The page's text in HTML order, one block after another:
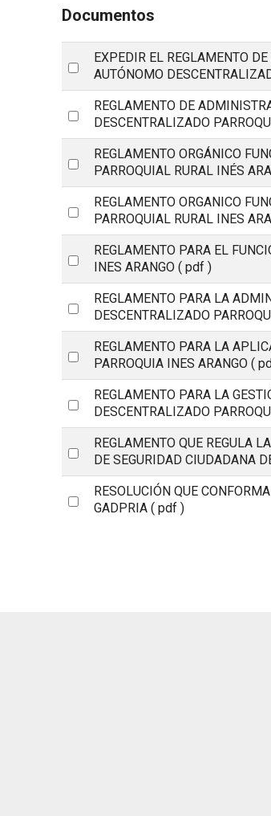
Documentos
Select
an
item
EXPEDIR EL REGLAMENTO
AUTÓNOMO
Select
an
item
REGLAMENTO DE
DESCENTRALIZADO
Select
an
item
REGLAMENTO ORGÁNICO
PARROQUIAL RURAL INÉS
Select
an
item
REGLAMENTO ORGANICO
PARROQUIAL RURAL INES
Select
an
item
REGLAMENTO PARA EL
INES ARANGO ( pdf )
Select
an
item
REGLAMENTO PARA LA
DESCENTRALIZADO
Select
an
item
REGLAMENTO PARA LA
PARROQUIA INES ARANGO (
Select
an
item
REGLAMENTO PARA LA
DESCENTRALIZADO
Select
an
item
REGLAMENTO QUE REGULA
DE SEGURIDAD CIUDADANA
Select
RESOLUCIÓN QUE
GADPRIA ( pdf )